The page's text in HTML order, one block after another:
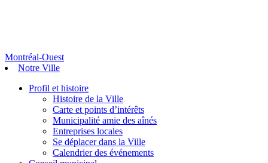
Montréal-Ouest
Notre Ville
Profil et histoire
Histoire de la Ville
Carte et points d’intérêts
Municipalité amie des aînés
Entreprises locales
Se déplacer dans la Ville
Calendrier des événements